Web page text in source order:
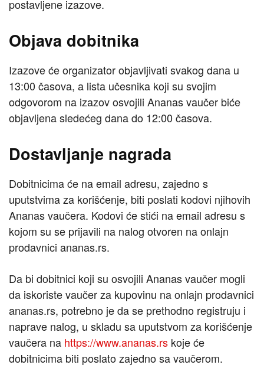
postavljene izazove.
Objava dobitnika
Izazove će organizator objavljivati svakog dana u
13:00 časova, a lista učesnika koji su svojim
odgovorom na izazov osvojili Ananas vaučer biće
objavljena sledećeg dana do 12:00 časova.
Dostavljanje nagrada
Dobitnicima će na email adresu, zajedno s
uputstvima za korišćenje, biti poslati kodovi njihovih
Ananas vaučera. Kodovi će stići na email adresu s
kojom su se prijavili na nalog otvoren na onlajn
prodavnici ananas.rs.
Da bi dobitnici koji su osvojili Ananas vaučer mogli
da iskoriste vaučer za kupovinu na onlajn prodavnici
ananas.rs, potrebno je da se prethodno registruju i
naprave nalog, u skladu sa uputstvom za korišćenje
vaučera na https://www.ananas.rs koje će
dobitnicima biti poslato zajedno sa vaučerom.